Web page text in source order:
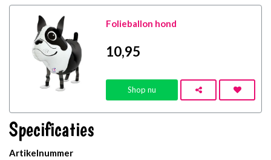
Folieballon hond
10,95
Shop nu
Specificaties
Artikelnummer